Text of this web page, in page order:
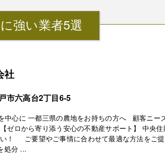
強い業者5選
社
市六高台2丁目6-5
中心に 一都三県の農地をお持ちの方へ 顧客ニー
ゼロから寄り添う安心の不動産サポート】 中央
！ ご要望やご事情に合わせて最適な方法をご提
処分 ...